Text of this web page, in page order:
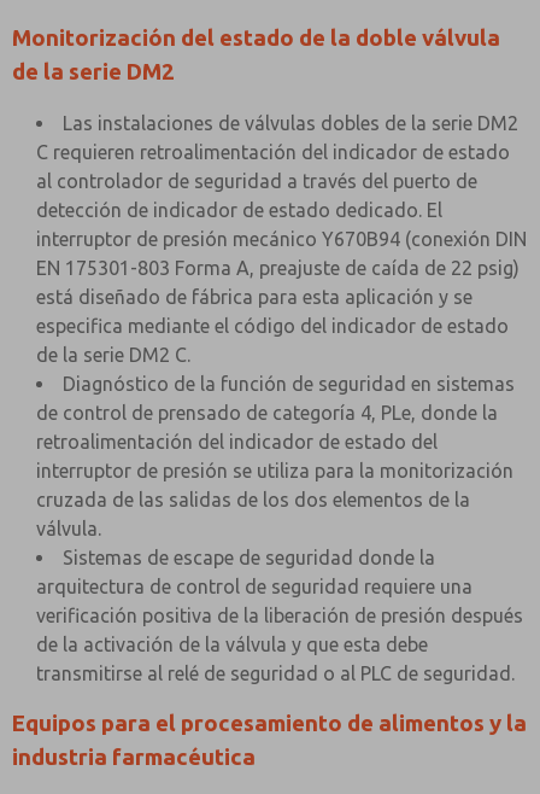
Monitorización del estado de la doble válvula
de la serie DM2
Las instalaciones de válvulas dobles de la serie DM2
C requieren retroalimentación del indicador de estado
al controlador de seguridad a través del puerto de
detección de indicador de estado dedicado. El
interruptor de presión mecánico Y670B94 (conexión DIN
EN 175301-803 Forma A, preajuste de caída de 22 psig)
está diseñado de fábrica para esta aplicación y se
especifica mediante el código del indicador de estado
de la serie DM2 C.
Diagnóstico de la función de seguridad en sistemas
de control de prensado de categoría 4, PLe, donde la
retroalimentación del indicador de estado del
interruptor de presión se utiliza para la monitorización
cruzada de las salidas de los dos elementos de la
válvula.
Sistemas de escape de seguridad donde la
arquitectura de control de seguridad requiere una
verificación positiva de la liberación de presión después
de la activación de la válvula y que esta debe
transmitirse al relé de seguridad o al PLC de seguridad.
Equipos para el procesamiento de alimentos y la
industria farmacéutica